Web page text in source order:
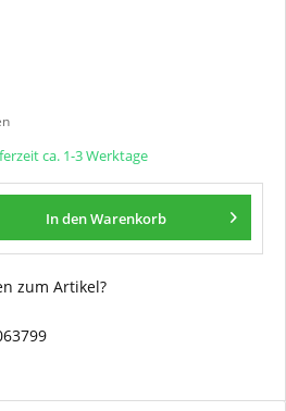
ca. 1-3 Werktage
In denWarenkorb
zum Artikel?